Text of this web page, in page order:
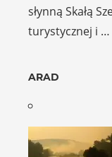
słynną Skałą
turystycznej i …
ARAD